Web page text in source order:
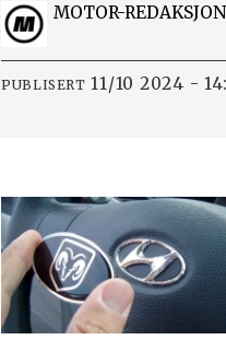
MOTOR-
PUBLISERT 11/10 2024 -